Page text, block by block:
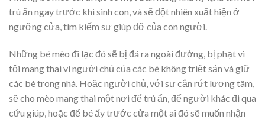
trú ẩn ngay trước khi sinh con, và sẽ đột nhiên xuất hiện ở
ngưỡng cửa, tìm kiếm sự giúp đỡ của con người.
Những bé mèo đi lạc đó sẽ bị đá ra ngoài đường, bị phạt vì
tội mang thai vì người chủ của các bé không triệt sản và giữ
các bé trong nhà. Hoặc người chủ, với sự cắn rứt lương tâm,
sẽ cho mèo mang thai một nơi để trú ẩn, để người khác đi qua
cứu giúp, hoặc để bé ấy trước cửa một ai đó sẽ muốn nhận